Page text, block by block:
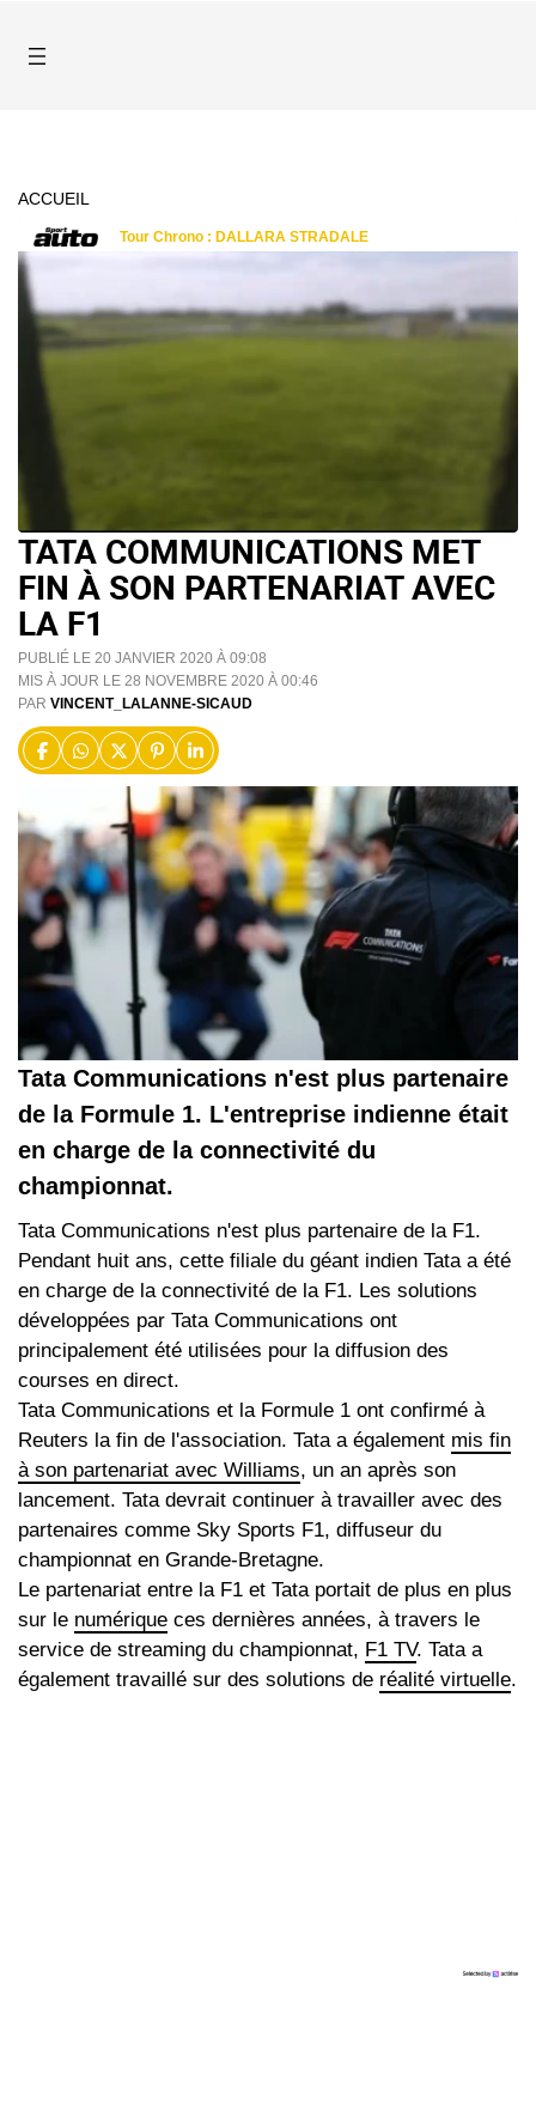
ACCUEIL
TATA COMMUNICATIONS MET
FIN À SON PARTENARIAT AVEC
LA F1
PUBLIÉ LE 20 JANVIER 2020 À 09:08
MIS À JOUR LE 28 NOVEMBRE 2020 À 00:46
PAR VINCENT_LALANNE-SICAUD
Tata Communications n'est plus partenaire
de la Formule 1. L'entreprise indienne était
en charge de la connectivité du
championnat.
Tata Communications n'est plus partenaire de la F1.
Pendant huit ans, cette filiale du géant indien Tata a été
en charge de la connectivité de la F1. Les solutions
développées par Tata Communications ont
principalement été utilisées pour la diffusion des
courses en direct.
Tata Communications et la Formule 1 ont confirmé à
Reuters la fin de l'association. Tata a également mis fin
à son partenariat avec Williams, un an après son
lancement. Tata devrait continuer à travailler avec des
partenaires comme Sky Sports F1, diffuseur du
championnat en Grande-Bretagne.
Le partenariat entre la F1 et Tata portait de plus en plus
sur le numérique ces dernières années, à travers le
service de streaming du championnat, F1 TV. Tata a
également travaillé sur des solutions de réalité virtuelle.